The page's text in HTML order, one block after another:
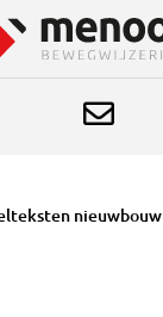
nieuwbouw